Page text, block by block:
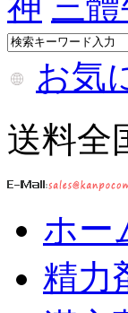
お気
送料全
ホー
精力